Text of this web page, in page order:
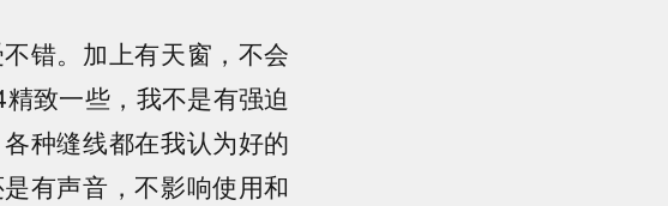
错。加上有天窗，不会
致一些，我不是有强迫
种缝线都在我认为好的
有声音，不影响使用和